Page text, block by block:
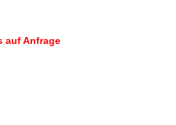
auf Anfrage